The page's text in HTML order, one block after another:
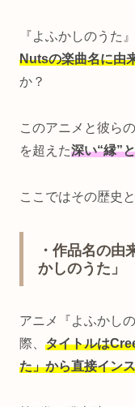
『よふかしのうた
Nutsの楽曲名に由
か？
このアニメと彼ら
を超えた深い“縁”
ここではその歴史
・作品名の
かしのうた」
アニメ『よふかし
際、 タイトルは
た」から直接イン